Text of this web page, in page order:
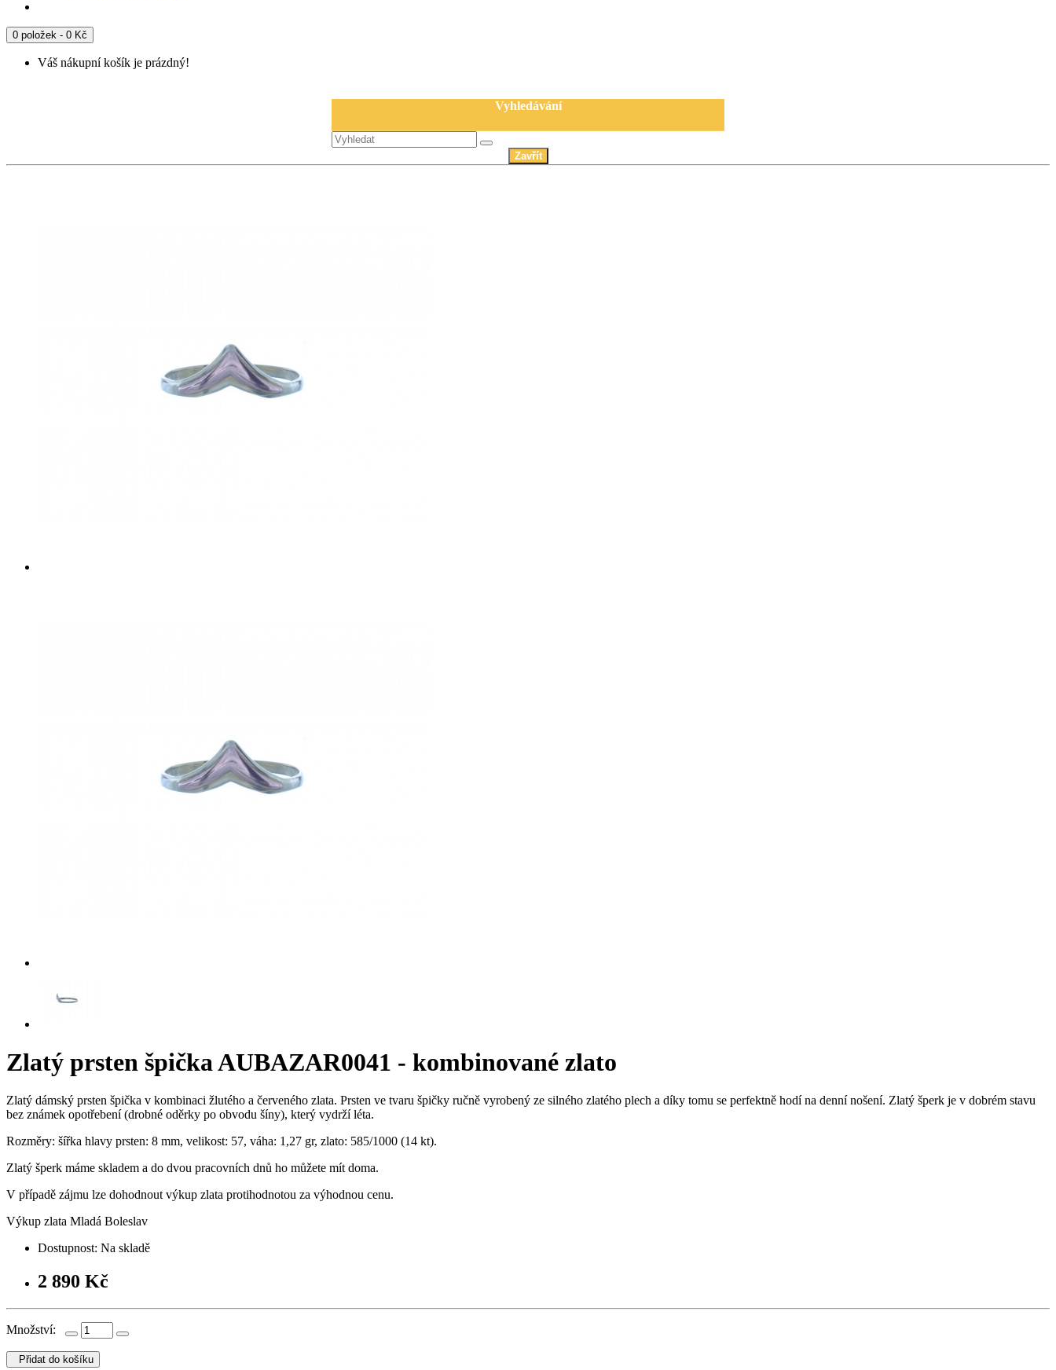
0 položek - 0 Kč
Váš nákupní košík je prázdný!
Vyhledávání
Zavřít
Zlatý prsten špička AUBAZAR0041 - kombinované zlato
Zlatý dámský prsten špička v kombinaci žlutého a červeného zlata. Prsten ve tvaru špičky ručně vyrobený ze silného zlatého plech a díky tomu se perfektně hodí na denní nošení. Zlatý šperk je v dobrém stavu
bez známek opotřebení (drobné oděrky po obvodu šíny), který vydrží léta.
Rozměry: šířka hlavy prsten: 8 mm, velikost: 57, váha: 1,27 gr, zlato: 585/1000 (14 kt).
Zlatý šperk máme skladem a do dvou pracovních dnů ho můžete mít doma.
V případě zájmu lze dohodnout výkup zlata protihodnotou za výhodnou cenu.
Výkup zlata Mladá Boleslav
Dostupnost: Na skladě
2 890 Kč
Množství:
Přidat do košíku